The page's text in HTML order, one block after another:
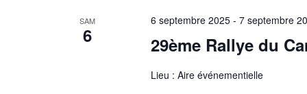
SAM
6 29ème Rallye du
6 septembre 2025- 7 septembre
Lieu : Aire événementielle